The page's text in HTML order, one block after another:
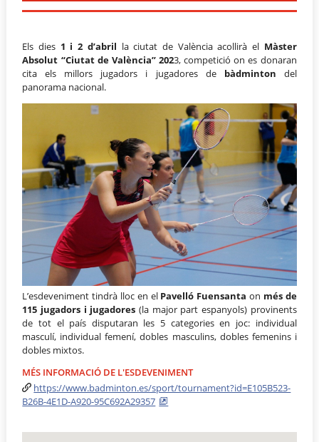
Els dies 1 i 2 d’abril la ciutat de València acollirà el Màster
Absolut “Ciutat de València” 2023, competició on es donaran
cita els millors jugadors i jugadores de bàdminton del
panorama nacional.
L’esdeveniment tindrà lloc en el Pavelló Fuensanta on més de
115 jugadors i jugadores (la major part espanyols) provinents
de tot el país disputaran les 5 categories en joc: individual
masculí, individual femení, dobles masculins, dobles femenins i
dobles mixtos.
MÉS INFORMACIÓ DE L'ESDEVENIMENT
https://www.badminton.es/sport/tournament?id=E105B523-
B26B-4E1D-A920-95C692A29357